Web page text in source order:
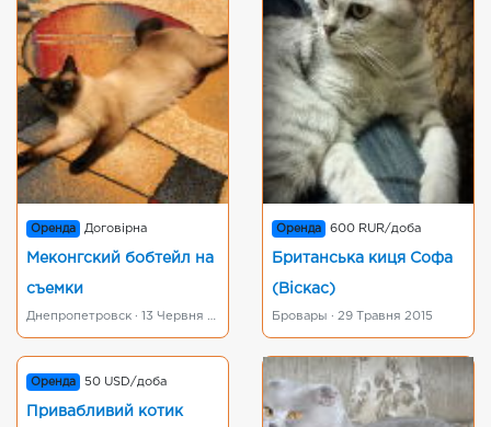
Оренда Договірна
Меконгский бобтейл на
съемки
Днепропетровск · 13 Червня 2015
Оренда 600 RUR/доба
Британська киця Софа
(Віскас)
Бровары · 29 Травня 2015
Оренда 50 USD/доба
Привабливий котик